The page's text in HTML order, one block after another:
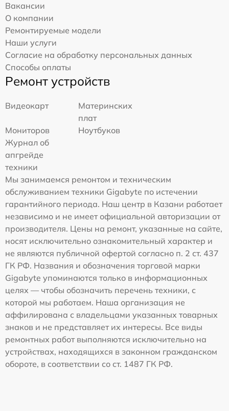
Вакансии
О компании
Ремонтируемые модели
Наши услуги
Согласие на обработку персональных данных
Способы оплаты
Ремонт устройств
Видеокарт
Материнских
плат
Мониторов
Ноутбуков
Журнал об
апгрейде
техники
Мы занимаемся ремонтом и техническим
обслуживанием техники Gigabyte по истечении
гарантийного периода. Наш центр в Казани работает
независимо и не имеет официальной авторизации от
производителя. Цены на ремонт, указанные на сайте,
носят исключительно ознакомительный характер и
не являются публичной офертой согласно п. 2 ст. 437
ГК РФ. Названия и обозначения торговой марки
Gigabyte упоминаются только в информационных
целях — чтобы обозначить перечень техники, с
которой мы работаем. Наша организация не
аффилирована с владельцами указанных товарных
знаков и не представляет их интересы. Все виды
ремонтных работ выполняются исключительно на
устройствах, находящихся в законном гражданском
обороте, в соответствии со ст. 1487 ГК РФ.